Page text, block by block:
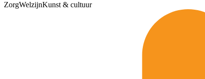
ZorgWelzijnKunst & cultuur